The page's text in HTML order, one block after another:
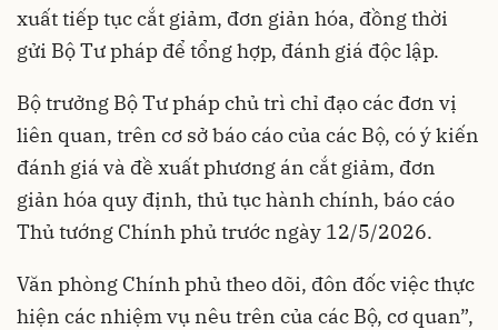
xuất tiếp tục cắt giảm, đơn giản hóa, đồng thời
gửi Bộ Tư pháp để tổng hợp, đánh giá độc lập.
Bộ trưởng Bộ Tư pháp chủ trì chỉ đạo các đơn vị
liên quan, trên cơ sở báo cáo của các Bộ, có ý kiến
đánh giá và đề xuất phương án cắt giảm, đơn
giản hóa quy định, thủ tục hành chính, báo cáo
Thủ tướng Chính phủ trước ngày 12/5/2026.
Văn phòng Chính phủ theo dõi, đôn đốc việc thực
hiện các nhiệm vụ nêu trên của các Bộ, cơ quan”,